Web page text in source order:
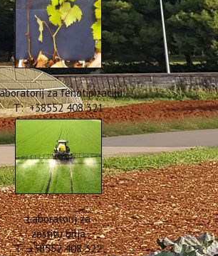
za fenotipizaciju
T: +38552 408 321
Laboratorij za
zaštitu bilja
T: +38552 408 322